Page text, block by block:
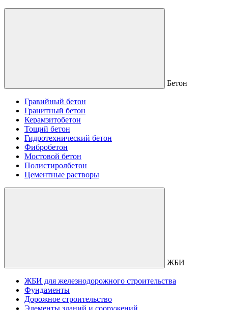
Бетон
Гравийный бетон
Гранитный бетон
Керамзитобетон
Тощий бетон
Гидротехнический бетон
Фибробетон
Мостовой бетон
Полистиролбетон
Цементные растворы
ЖБИ
ЖБИ для железнодорожного строительства
Фундаменты
Дорожное строительство
Элементы зданий и сооружений